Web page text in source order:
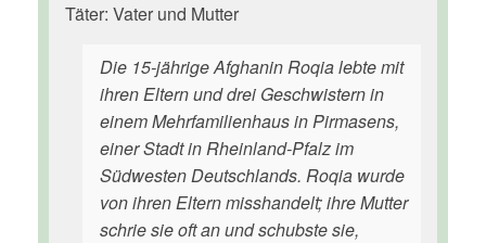
Täter: Vater und Mutter
Die 15-jährige Afghanin Roqia lebte mit
ihren Eltern und drei Geschwistern in
einem Mehrfamilienhaus in Pirmasens,
einer Stadt in Rheinland-Pfalz im
Südwesten Deutschlands. Roqia wurde
von ihren Eltern misshandelt; ihre Mutter
schrie sie oft an und schubste sie,